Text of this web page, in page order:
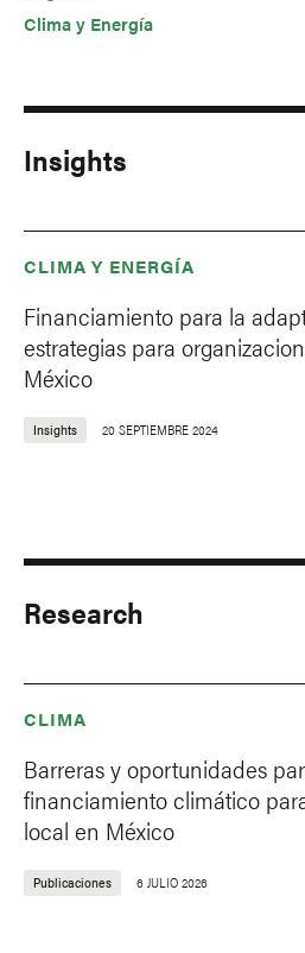
Clima y Energía
Insights
CLIMA Y ENERGÍA
Financiamiento para la
estrategias para
México
Insights 20 SEPTIEMBRE 2024
Research
CLIMA
Barreras y oportunidades
financiamiento climático
local en México
Publicaciones 6 JULIO 2026